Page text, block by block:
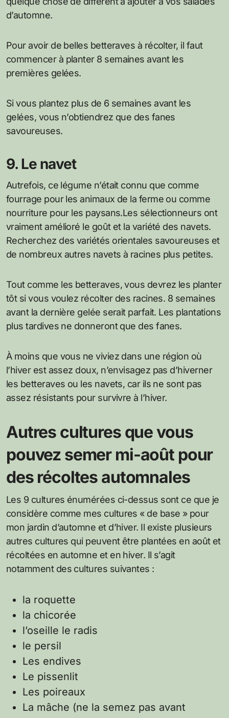
d’automne.
Pour avoir de belles betteraves à récolter, il faut
commencer à planter 8 semaines avant les
premières gelées.
Si vous plantez plus de 6 semaines avant les
gelées, vous n’obtiendrez que des fanes
savoureuses.
9. Le navet
Autrefois, ce légume n’était connu que comme
fourrage pour les animaux de la ferme ou comme
nourriture pour les paysans.Les sélectionneurs ont
vraiment amélioré le goût et la variété des navets.
Recherchez des variétés orientales savoureuses et
de nombreux autres navets à racines plus petites.
Tout comme les betteraves, vous devrez les planter
tôt si vous voulez récolter des racines. 8 semaines
avant la dernière gelée serait parfait. Les plantations
plus tardives ne donneront que des fanes.
À moins que vous ne viviez dans une région où
l’hiver est assez doux, n’envisagez pas d’hiverner
les betteraves ou les navets, car ils ne sont pas
assez résistants pour survivre à l’hiver.
Autres cultures que vous
pouvez semer mi-août pour
des récoltes automnales
Les 9 cultures énumérées ci-dessus sont ce que je
considère comme mes cultures « de base » pour
mon jardin d’automne et d’hiver. Il existe plusieurs
autres cultures qui peuvent être plantées en août et
récoltées en automne et en hiver. Il s’agit
notamment des cultures suivantes :
la roquette
la chicorée
l’oseille le radis
le persil
Les endives
Le pissenlit
Les poireaux
La mâche (ne la semez pas avant